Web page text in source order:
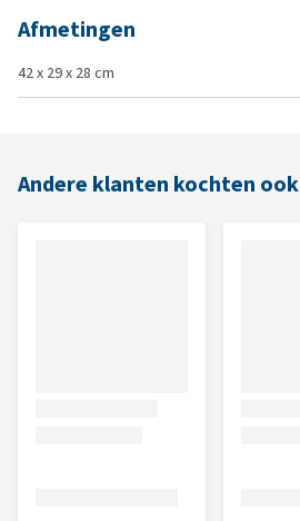
Afmetingen
42 x 29 x 28 cm
Andere klanten kochten ook